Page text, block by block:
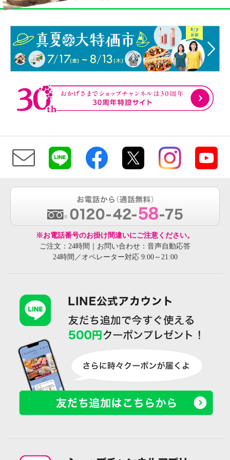
※お電話番号のお掛け間違いにご注意ください。
ご注文：24時間｜お問い合わせ：音声自動応答
24時間／オペレーター対応 9:00～21:00